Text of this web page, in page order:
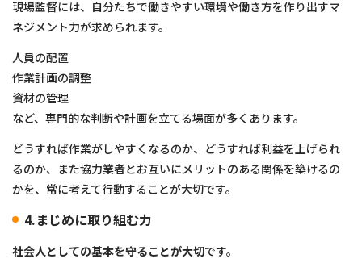
現場監督には、自分たちで働きやすい環境や働き方を作り出すマ
ネジメント力が求められます。
人員の配置
作業計画の調整
資材の管理
など、専門的な判断や計画を立てる場面が多くあります。
どうすれば作業がしやすくなるのか、どうすれば利益を上げられ
るのか、また協力業者とお互いにメリットのある関係を築けるの
かを、常に考えて行動することが大切です。
4.まじめに取り組む力
社会人としての基本を守ることが大切です。